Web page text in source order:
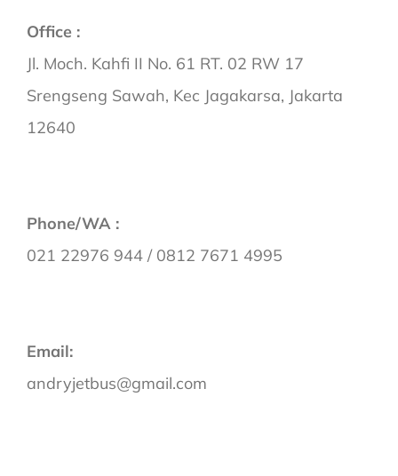
Office :
Jl. Moch. Kahfi II No. 61 RT. 02 RW 17
Srengseng Sawah, Kec Jagakarsa, Jakarta
12640
Phone/WA :
021 22976 944 / 0812 7671 4995
Email:
andryjetbus@gmail.com